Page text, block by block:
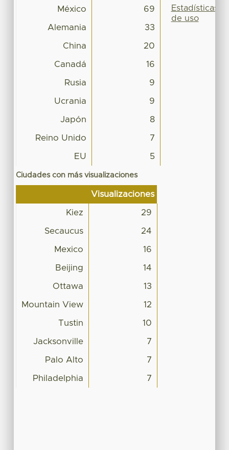
México 69
Alemania 33
China 20
Canadá 16
Rusia 9
Ucrania 9
Japón 8
Reino Unido 7
EU 5
Ciudades con más visualizaciones
Visualizaciones
Kiez 29
Secaucus 24
Mexico 16
Beijing 14
Ottawa 13
Mountain View 12
Tustin 10
Jacksonville 7
Palo Alto 7
Philadelphia 7
Estadísticas
de uso